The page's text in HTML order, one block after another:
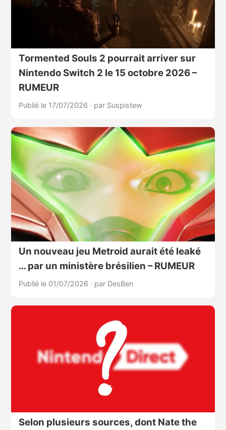
Tormented Souls 2 pourrait arriver sur
Nintendo Switch 2 le 15 octobre 2026 –
RUMEUR
Publié le 17/07/2026 · par Suspistew
Un nouveau jeu Metroid aurait été leaké
… par un ministère brésilien – RUMEUR
Publié le 01/07/2026 · par DesBen
Selon plusieurs sources, dont Nate the